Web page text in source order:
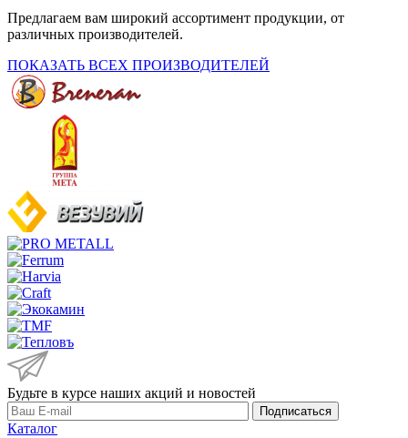
Предлагаем вам широкий ассортимент продукции, от
различных производителей.
ПОКАЗАТЬ ВСЕХ ПРОИЗВОДИТЕЛЕЙ
Будьте в курсе наших акций и новостей
Подписаться
Каталог